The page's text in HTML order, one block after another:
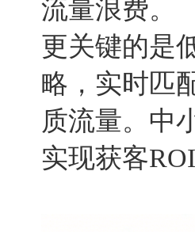
流量浪费。
更关键的是
略，实时匹
质流量。中
实现获客ROI